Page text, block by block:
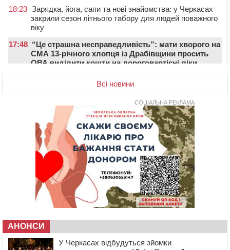
18:23 Зарядка, йога, сапи та нові знайомства: у Черкасах
закрили сезон літнього табору для людей поважного
віку
17:48 “Це страшна несправедливість”: мати хворого на
СМА 13-річного хлопця із Драбівщини просить
ОВА виділити кошти на дороговартісні ліки
На Уманщині судитимуть колишню очільницю відділу
освіти через закупівлю електрики за завищеною
У Черкасах провели в останню путь двох
загиблих воїнів
До 1 вересня у Черкасах оновлюють дорожню
розмітку біля навчальних закладів (ФОТОФАКТ)
На честь загиблого захисника і чемпіона світу в
Черкасах відкрили спортивно-реабілітаційний центр
На Звенигородщині, попри заборону міськради,
проведуть “Ше.Fest”
роботі електромереж та комунальних служб
14:02 На Черкащині намолотили перший мільйон тонн
зерна нового врожаю
Всі новини
СОЦІАЛЬНА РЕКЛАМА
АНОНСИ
У Черкасах відбудуться зйомки